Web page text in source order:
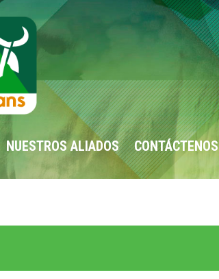
NUESTROS ALIADOS CONTÁCTENOS